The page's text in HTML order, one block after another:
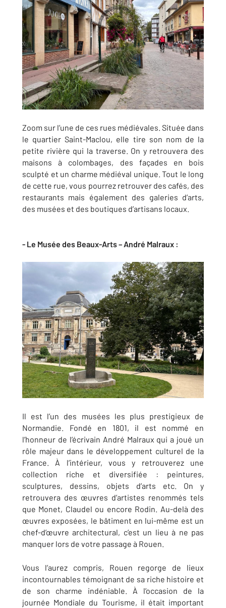
Zoom sur l’une de ces rues médiévales. Située dans
le quartier Saint-Maclou, elle tire son nom de la
petite rivière qui la traverse. On y retrouvera des
maisons à colombages, des façades en bois
sculpté et un charme médiéval unique. Tout le long
de cette rue, vous pourrez retrouver des cafés, des
restaurants mais également des galeries d’arts,
des musées et des boutiques d’artisans locaux.
- Le Musée des Beaux-Arts – André Malraux :
Il est l’un des musées les plus prestigieux de
Normandie. Fondé en 1801, il est nommé en
l’honneur de l’écrivain André Malraux qui a joué un
rôle majeur dans le développement culturel de la
France. À l’intérieur, vous y retrouverez une
collection riche et diversifiée : peintures,
sculptures, dessins, objets d’arts etc. On y
retrouvera des œuvres d’artistes renommés tels
que Monet, Claudel ou encore Rodin. Au-delà des
œuvres exposées, le bâtiment en lui-même est un
chef-d’œuvre architectural, c’est un lieu à ne pas
manquer lors de votre passage à Rouen.
Vous l’aurez compris, Rouen regorge de lieux
incontournables témoignant de sa riche histoire et
de son charme indéniable. À l’occasion de la
journée Mondiale du Tourisme, il était important